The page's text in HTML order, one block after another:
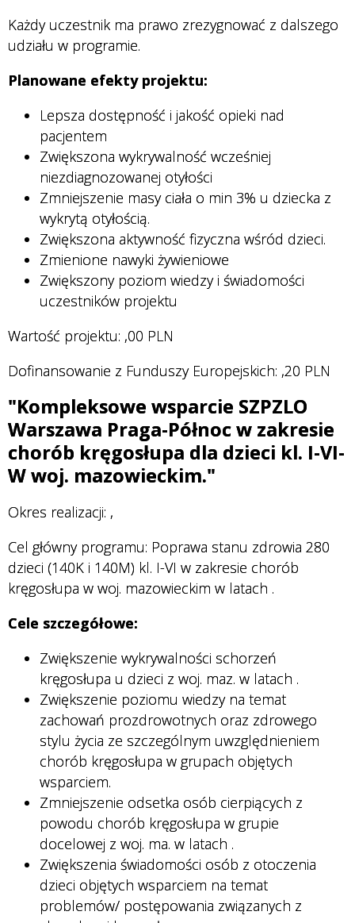
Każdy uczestnik ma prawo zrezygnować z dalszego
udziału w programie.
Planowane efekty projektu:
Lepsza dostępność i jakość opieki nad
pacjentem
Zwiększona wykrywalność wcześniej
niezdiagnozowanej otyłości
Zmniejszenie masy ciała o min 3% u dziecka z
wykrytą otyłością.
Zwiększona aktywność fizyczna wśród dzieci.
Zmienione nawyki żywieniowe
Zwiększony poziom wiedzy i świadomości
uczestników projektu
Wartość projektu: ,00 PLN
Dofinansowanie z Funduszy Europejskich: ,20 PLN
"Kompleksowe wsparcie SZPZLO
Warszawa Praga-Północ w zakresie
chorób kręgosłupa dla dzieci kl. I-VI-
W woj. mazowieckim."
Okres realizacji: ,
Cel główny programu: Poprawa stanu zdrowia 280
dzieci (140K i 140M) kl. I-VI w zakresie chorób
kręgosłupa w woj. mazowieckim w latach .
Cele szczegółowe:
Zwiększenie wykrywalności schorzeń
kręgosłupa u dzieci z woj. maz. w latach .
Zwiększenie poziomu wiedzy na temat
zachowań prozdrowotnych oraz zdrowego
stylu życia ze szczególnym uwzględnieniem
chorób kręgosłupa w grupach objętych
wsparciem.
Zmniejszenie odsetka osób cierpiących z
powodu chorób kręgosłupa w grupie
docelowej z woj. ma. w latach .
Zwiększenia świadomości osób z otoczenia
dzieci objętych wsparciem na temat
problemów/ postępowania związanych z